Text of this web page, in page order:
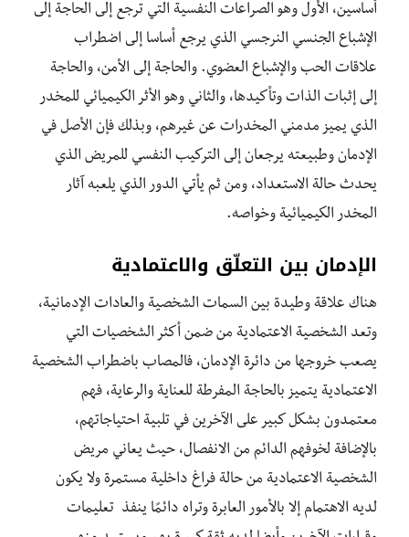
أساسين، الأول وهو الصراعات النفسية التي ترجع إلى الحاجة إلى
الإشباع الجنسي النرجسي الذي يرجع أساسا إلى اضطراب
علاقات الحب والإشباع العضوي. والحاجة إلى الأمن، والحاجة
إلى إثبات الذات وتأكيدها، والثاني وهو الأثر الكيميائي للمخدر
الذي يميز مدمني المخدرات عن غيرهم، وبذلك فإن الأصل في
الإدمان وطبيعته يرجعان إلى التركيب النفسي للمريض الذي
يحدث حالة الاستعداد، ومن ثم يأتي الدور الذي يلعبه آثار
المخدر الكيميائية وخواصه.
الإدمان بين التعلّق والاعتمادية
هناك علاقة وطيدة بين السمات الشخصية والعادات الإدمانية،
وتعد الشخصية الاعتمادية من ضمن أكثر الشخصيات التي
يصعب خروجها من دائرة الإدمان، فالمصاب باضطراب الشخصية
الاعتمادية يتميز بالحاجة المفرطة للعناية والرعاية، فهم
معتمدون بشكل كبير على الآخرين في تلبية احتياجاتهم،
بالإضافة لخوفهم الدائم من الانفصال، حيث يعاني مريض
الشخصية الاعتمادية من حالة فراغ داخلية مستمرة ولا يكون
لديه الاهتمام إلا بالأمور العابرة وتراه دائمًا ينفذ تعليمات